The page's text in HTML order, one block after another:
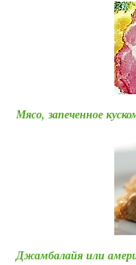
Мясо, запеченное
Джамбалайя или